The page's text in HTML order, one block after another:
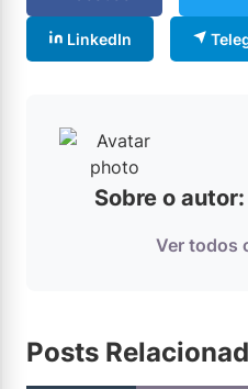
LinkedIn
Sobre o
Ver todos
Posts